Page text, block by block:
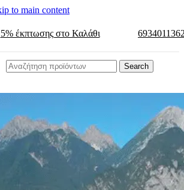
to main content
5% έκπτωσης στο Καλάθι
Search